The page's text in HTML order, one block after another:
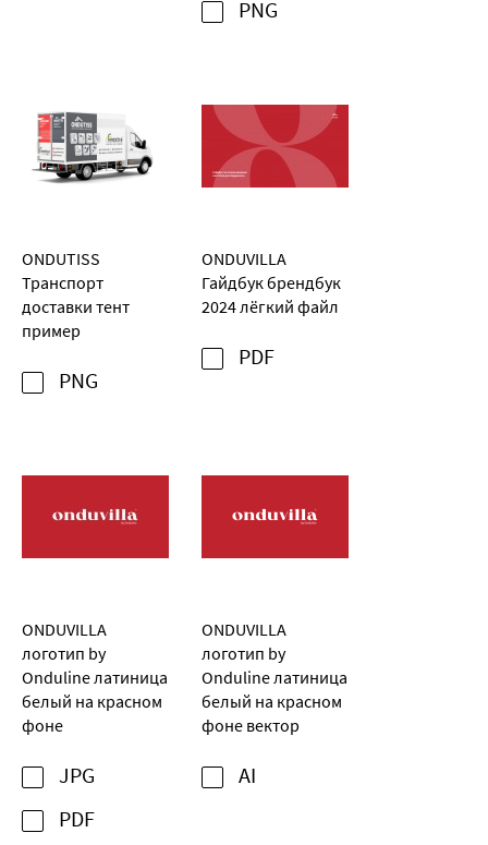
PNG
ONDUTISS
Транспорт
доставки тент
пример
PNG
ONDUVILLA
Гайдбук брендбук
2024 лёгкий файл
PDF
ONDUVILLA
логотип by
Onduline латиница
белый на красном
фоне
JPG
PDF
ONDUVILLA
логотип by
Onduline латиница
белый на красном
фоне вектор
AI